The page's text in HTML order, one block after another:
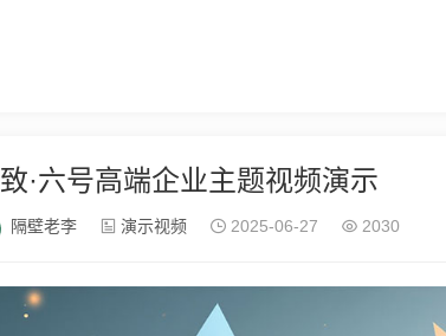
·六号高端企业主题视频演示
隔壁老李 演示视频 2025-06-27 2030